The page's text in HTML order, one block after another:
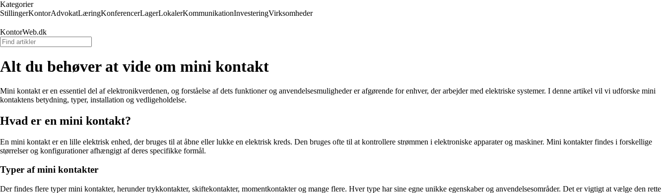
Kategorier
StillingerKontorAdvokatLæringKonferencerLagerLokalerKommunikationInvesteringVirksomheder
KontorWeb.dk
Alt du behøver at vide om mini kontakt
Mini kontakt er en essentiel del af elektronikverdenen, og forståelse af dets funktioner og anvendelsesmuligheder er afgørende for enhver, der arbejder med elektriske systemer. I denne artikel vil vi udforske mini
kontaktens betydning, typer, installation og vedligeholdelse.
Hvad er en mini kontakt?
En mini kontakt er en lille elektrisk enhed, der bruges til at åbne eller lukke en elektrisk kreds. Den bruges ofte til at kontrollere strømmen i elektroniske apparater og maskiner. Mini kontakter findes i forskellige
størrelser og konfigurationer afhængigt af deres specifikke formål.
Typer af mini kontakter
Der findes flere typer mini kontakter, herunder trykkontakter, skiftekontakter, momentkontakter og mange flere. Hver type har sine egne unikke egenskaber og anvendelsesområder. Det er vigtigt at vælge den rette